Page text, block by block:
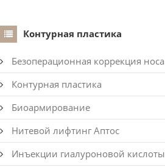
Контурная пластика
Безоперационная коррекция носа
Контурная пластика
Биоармирование
Нитевой лифтинг Аптос
Инъекции гиалуроновой кислоты